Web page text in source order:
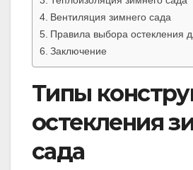
Вентиляция зимнего сада
Правила выбора остекления
Заключение
Типы
остекления
сада